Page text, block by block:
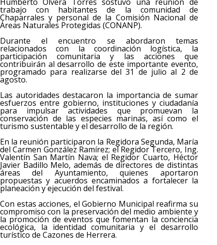
trabajo con habitantes de la comunidad de
Chaparrales y personal de la Comisión Nacional de
Áreas Naturales Protegidas (CONANP).
Durante el encuentro se abordaron temas
relacionados con la coordinación logística, la
participación comunitaria y las acciones que
contribuirán al desarrollo de este importante evento,
programado para realizarse del 31 de julio al 2 de
agosto.
Las autoridades destacaron la importancia de sumar
esfuerzos entre gobierno, instituciones y ciudadanía
para impulsar actividades que promuevan la
conservación de las especies marinas, así como el
turismo sustentable y el desarrollo de la región.
En la reunión participaron la Regidora Segunda, María
del Carmen González Ramírez; el Regidor Tercero, Ing.
Valentín San Martín Nava; el Regidor Cuarto, Héctor
Javier Badillo Melo, además de directores de distintas
áreas del Ayuntamiento, quienes aportaron
propuestas y acuerdos encaminados a fortalecer la
planeación y ejecución del festival.
Con estas acciones, el Gobierno Municipal reafirma su
compromiso con la preservación del medio ambiente y
la promoción de eventos que fomentan la conciencia
ecológica, la identidad comunitaria y el desarrollo
turístico de Cazones de Herrera.